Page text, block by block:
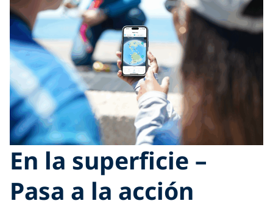
En la superficie –
Pasa a la acción